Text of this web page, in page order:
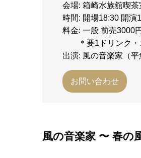
会場: 箱崎水族舘喫茶
時間: 開場18:30 開演
料金: 一般 前売3000
＊要1ドリンク・
出演: 風の音楽家（平
お問い合わせ
風の音楽家 〜 春の